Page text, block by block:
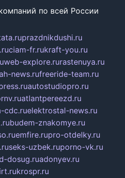
по всей России
prazdnikdushi.ru
ciam-fr.rukraft-you.ru
web-explore.rurastenuya.ru
news.rufreeride-team.ru
autostudiopro.ru
atlantpereezd.ru
cdc.ruelektrostal-news.ru
budem-znakomye.ru
emfire.rupro-otdelky.ru
seks-uzbek.ruporno-vk.ru
dosug.ruadonyev.ru
krospr.ru